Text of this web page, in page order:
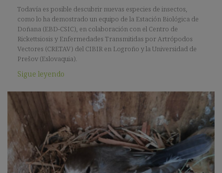
Todavía es posible descubrir nuevas especies de insectos,
como lo ha demostrado un equipo de la Estación Biológica de
Doñana (EBD-CSIC), en colaboración con el Centro de
Rickettsiosis y Enfermedades Transmitidas por Artrópodos
Vectores (CRETAV) del CIBIR en Logroño y la Universidad de
Prešov (Eslovaquia).
Sigue leyendo